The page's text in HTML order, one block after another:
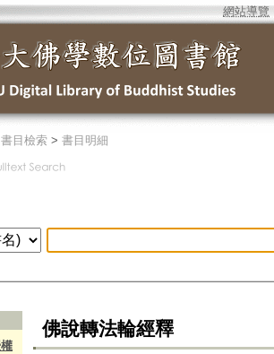
網站導覽
書目檢索 > 書目明細
佛說轉法輪經釋